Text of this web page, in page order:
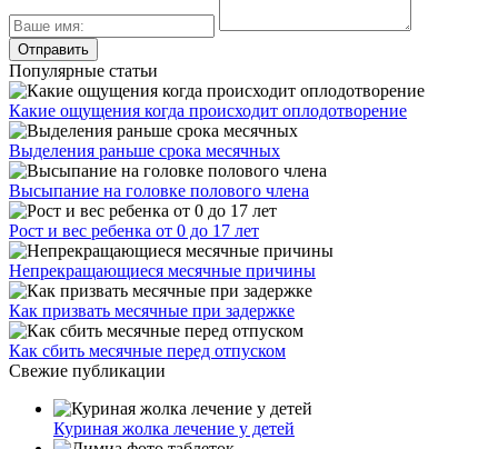
Популярные статьи
Какие ощущения когда происходит оплодотворение
Выделения раньше срока месячных
Высыпание на головке полового члена
Рост и вес ребенка от 0 до 17 лет
Непрекращающиеся месячные причины
Как призвать месячные при задержке
Как сбить месячные перед отпуском
Свежие публикации
Куриная жолка лечение у детей